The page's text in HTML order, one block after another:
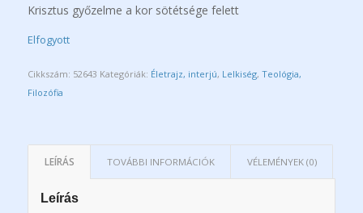
Krisztus győzelme a kor sötétsége felett
Elfogyott
Cikkszám: 52643 Kategóriák: Életrajz, interjú, Lelkiség, Teológia,
Filozófia
LEÍRÁS TOVÁBBI INFORMÁCIÓK VÉLEMÉNYEK (0)
Leírás